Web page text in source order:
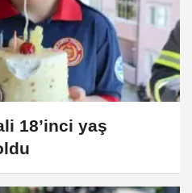
18’inci yaş